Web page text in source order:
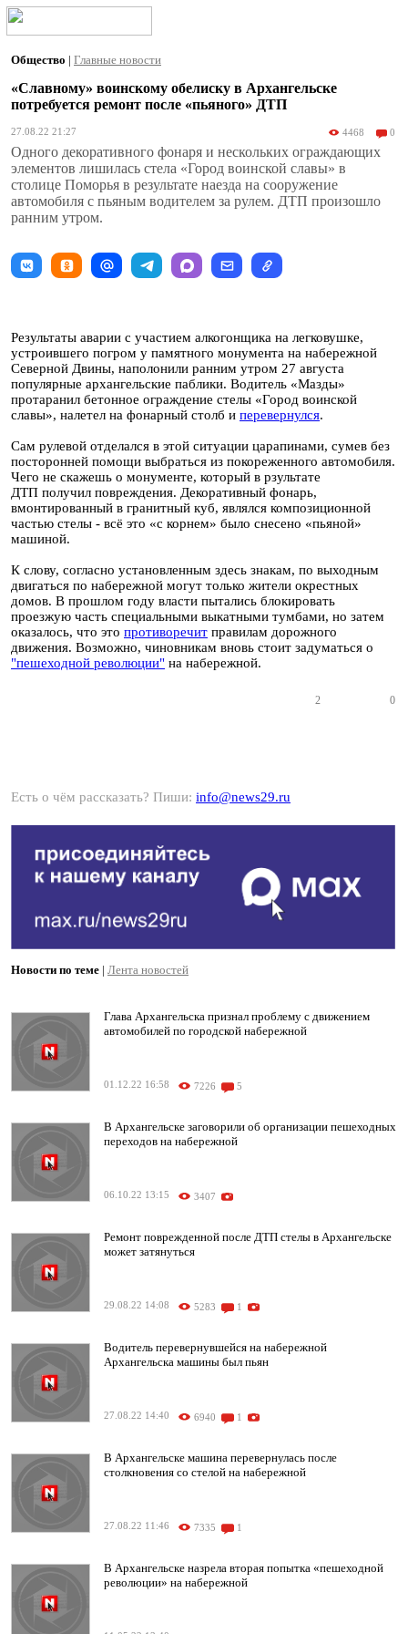
Общество | Главные новости
«Славному» воинскому обелиску в Архангельске
потребуется ремонт после «пьяного» ДТП
27.08.22 21:27 4468 0
Одного декоративного фонаря и нескольких ограждающих
элементов лишилась стела «Город воинской славы» в
столице Поморья в результате наезда на сооружение
автомобиля с пьяным водителем за рулем. ДТП произошло
ранним утром.
Результаты аварии с участием алкогонщика на легковушке,
устроившего погром у памятного монумента на набережной
Северной Двины, наполонили ранним утром 27 августа
популярные архангельские паблики. Водитель «Мазды»
протаранил бетонное ограждение стелы «Город воинской
славы», налетел на фонарный столб и перевернулся.
Сам рулевой отделался в этой ситуации царапинами, сумев без
посторонней помощи выбраться из покореженного автомобиля.
Чего не скажешь о монументе, который в рзультате
ДТП получил повреждения. Декоративный фонарь,
вмонтированный в гранитный куб, являлся композиционной
частью стелы - всё это «с корнем» было снесено «пьяной»
машиной.
К слову, согласно установленным здесь знакам, по выходным
двигаться по набережной могут только жители окрестных
домов. В прошлом году власти пытались блокировать
проезжую часть специальными выкатными тумбами, но затем
оказалось, что это противоречит правилам дорожного
движения. Возможно, чиновникам вновь стоит задуматься о
"пешеходной революции" на набережной.
2 0
Есть о чём рассказать? Пиши: info@news29.ru
Новости по теме | Лента новостей
Глава Архангельска признал проблему с движением
автомобилей по городской набережной
01.12.22 16:58 7226 5
В Архангельске заговорили об организации пешеходных
переходов на набережной
06.10.22 13:15 3407
Ремонт поврежденной после ДТП стелы в Архангельске
может затянуться
29.08.22 14:08 5283 1
Водитель перевернувшейся на набережной
Архангельска машины был пьян
27.08.22 14:40 6940 1
В Архангельске машина перевернулась после
столкновения со стелой на набережной
27.08.22 11:46 7335 1
В Архангельске назрела вторая попытка «пешеходной
революции» на набережной